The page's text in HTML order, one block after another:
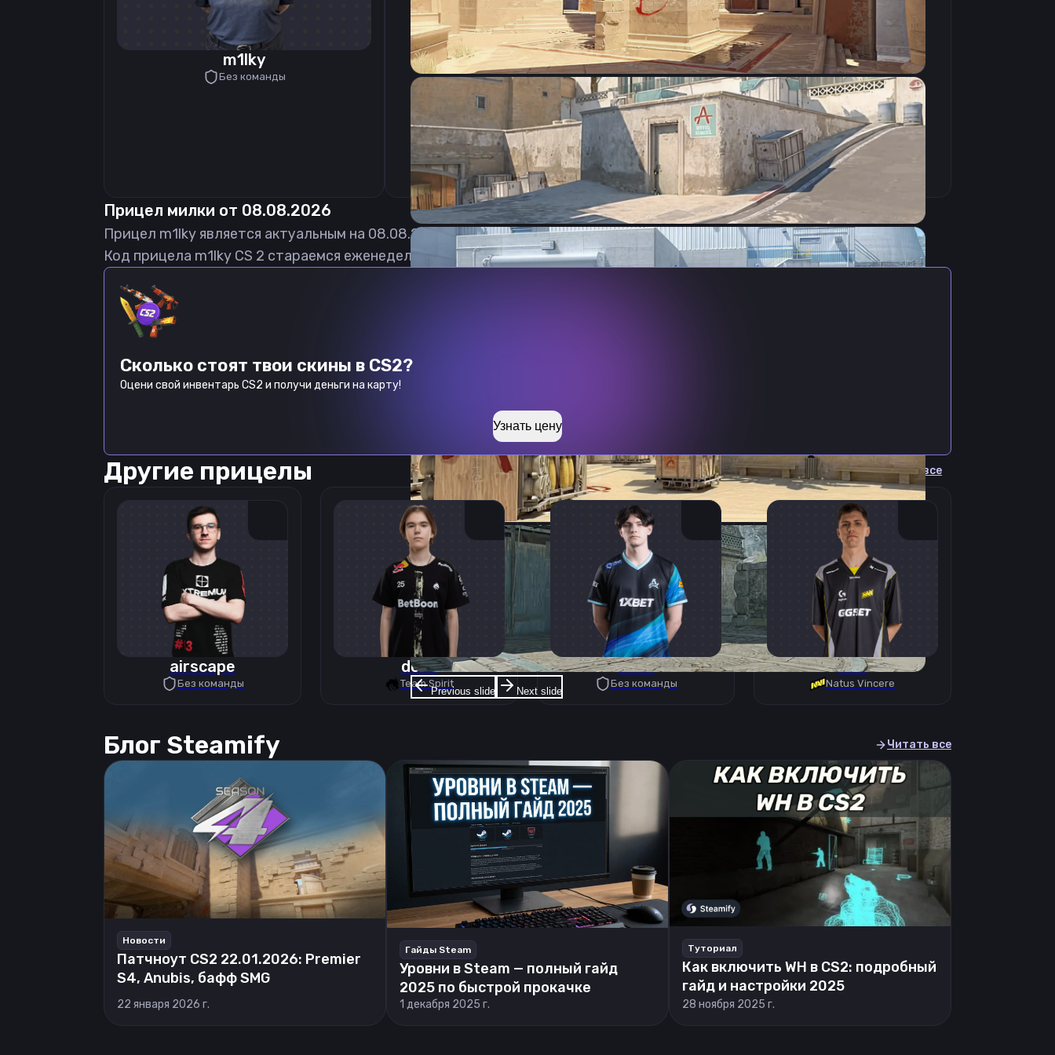
m1lky
Без команды
Previous slide Next slide
CSGO-sOTBw-8st9v-8n74v-PejwB-LSJvM
Скопировать
Прицел милки от 08.08.2026
Прицел m1lky является актуальным на 08.08.2026
Код прицела m1lky CS 2 стараемся еженедельно обновлять, чтобы вы могли играть с актуальными настройками игрока.
Сколько стоят твои скины в CS2?
Оцени свой инвентарь CS2 и получи деньги на карту!
Узнать цену
Другие прицелы Cмотреть все
airscape
Без команды
donk
Team Spirit
deko
Без команды
B1T
Natus Vincere
Блог Steamify Читать все
Новости
Патчноут CS2 22.01.2026: Premier
S4, Anubis, бафф SMG
22 января 2026 г.
Гайды Steam
Уровни в Steam — полный гайд
2025 по быстрой прокачке
1 декабря 2025 г.
Туториал
Как включить WH в CS2: подробный
гайд и настройки 2025
28 ноября 2025 г.